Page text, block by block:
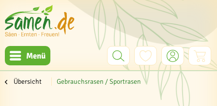
Menü
Übersicht Gebrauchsrasen / Sportrasen